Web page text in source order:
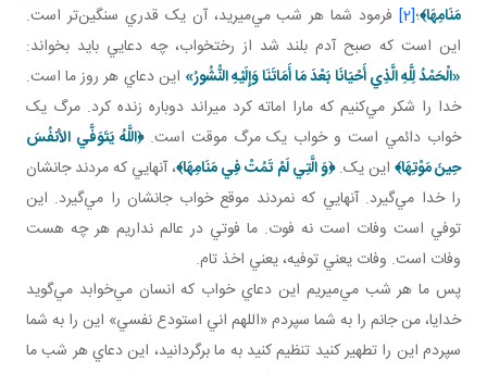
مَنَامِهَا﴾؛[2]
فرمود شما هر شب مي‌ميريد، آن يک قدري سنگين‌تر است.
اين است که صبح آدم بلند شد از رختخواب، چه دعايي بايد بخواند:
«الْحَمْدُ لِلَّهِ الَّذِي أَحْيَانَا بَعْدَ مَا أَمَاتَنَا وَإِلَيْهِ النُّشُورُ» اين دعاي هر روز ما است.
خدا را شکر مي‌کنيم که مارا اماته کرد ميراند دوباره زنده کرد. مرگ يک
خواب دائمي است و خواب يک مرگ موقت است.﴿اللَّهُ يَتَوَفَّي الأنفُسَ
حِينَ مَوْتِهَا﴾ اين يک.﴿وَ الَّتِي لَمْ تَمُتْ فِي مَنَامِهَا﴾، آنهايي که مردند جانشان
را خدا مي‌گيرد. آنهايي که نمردند موقع خواب جانشان را مي‌گيرد. اين
توفي است وفات است نه فوت. ما فوتي در عالم نداريم هر چه هست
وفات است. وفات يعني توفيه، يعني اخذ تام.
پس ما هر شب مي‌ميريم اين دعاي خواب که انسان مي‌خوابد مي‌گويد
خدايا، من جانم را به شما سپردم «اللهم اني استودع نفسي» اين را به شما
سپردم اين را تطهير کنيد تنظيم کنيد به ما برگردانيد، اين دعاي هر شب ما